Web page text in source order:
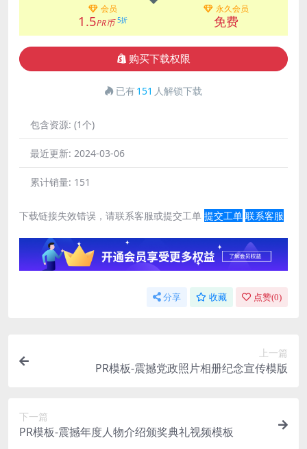
会员
1.5PR币 5折
永久会员
免费
购买下载权限
已有151 人解锁下载
包含资源: (1个)
最近更新: 2024-03-06
累计销量: 151
下载链接失效错误，请联系客服或提交工单 提交工单 联系客服
分享 收藏 点赞(0)
上一篇
PR模板-震撼党政照片相册纪念宣传模版
下一篇
PR模板-震撼年度人物介绍颁奖典礼视频模板